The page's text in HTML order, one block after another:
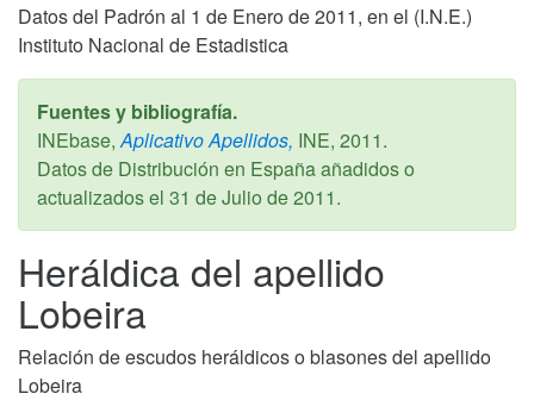
Datos del Padrón al 1 de Enero de 2011, en el (I.N.E.)
Instituto Nacional de Estadistica
Fuentes y bibliografía.
INEbase, Aplicativo Apellidos, INE, 2011.
Datos de Distribución en España añadidos o
actualizados el 31 de Julio de 2011.
Heráldica del apellido
Lobeira
Relación de escudos heráldicos o blasones del apellido
Lobeira